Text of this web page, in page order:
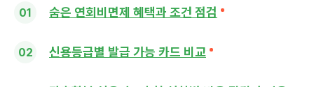
숨은 연회비면제 혜택과 조건 점검
신용등급별 발급 가능 카드 비교